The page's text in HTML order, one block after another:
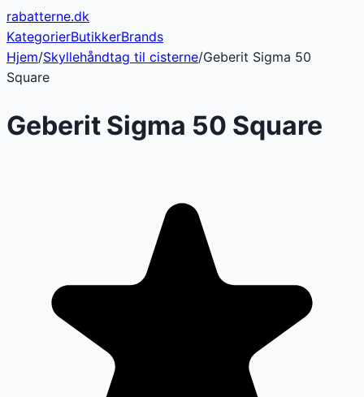
rabatterne.dk
KategorierButikkerBrands
Hjem/Skyllehåndtag til cisterne/Geberit Sigma 50
Square
Geberit Sigma 50 Square